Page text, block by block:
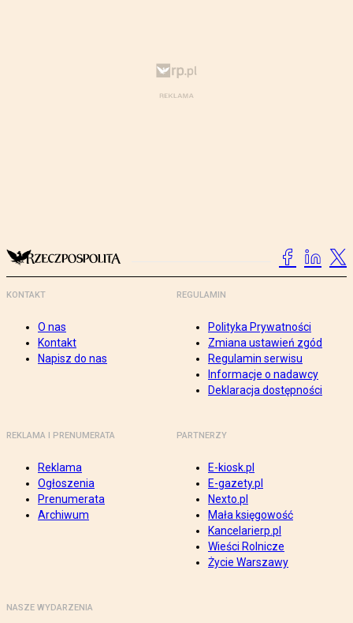
KONTAKT
O nas
Kontakt
Napisz do nas
REGULAMIN
Polityka Prywatności
Zmiana ustawień zgód
Regulamin serwisu
Informacje o nadawcy
Deklaracja dostępności
REKLAMA I PRENUMERATA
Reklama
Ogłoszenia
Prenumerata
Archiwum
PARTNERZY
E-kiosk.pl
E-gazety.pl
Nexto.pl
Mała księgowość
Kancelarierp.pl
Wieści Rolnicze
Życie Warszawy
NASZE WYDARZENIA